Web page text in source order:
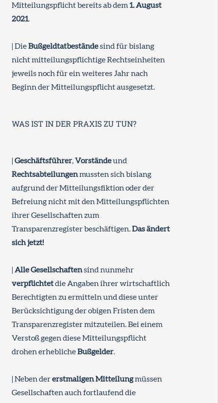
Mitteilungspflicht bereits ab dem 1. August
2021.
| DieBußgeldtatbeständesind für bislang
nicht mitteilungspflichtige Rechtseinheiten
jeweils noch für ein weiteres Jahr nach
Beginn der Mitteilungspflicht ausgesetzt.
WAS IST IN DER PRAXIS ZU TUN?
| Geschäftsführer,Vorständeund
Rechtsabteilungenmussten sich bislang
aufgrund der Mitteilungsfiktion oder der
Befreiung nicht mit den Mitteilungspflichten
ihrer Gesellschaften zum
Transparenzregister beschäftigen.Das ändert
sich jetzt!
| Alle Gesellschaftensind nunmehr
verpflichtetdie Angaben ihrer wirtschaftlich
Berechtigten zu ermitteln und diese unter
Berücksichtigung der obigen Fristen dem
Transparenzregister mitzuteilen. Bei einem
Verstoß gegen diese Mitteilungspflicht
drohen erheblicheBußgelder.
| Neben dererstmaligen Mitteilungmüssen
Gesellschaften auch fortlaufend die